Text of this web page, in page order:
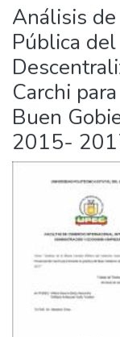
Estadísticas
Manuales
Análisis
Pública
Carchi
Buen
2015-